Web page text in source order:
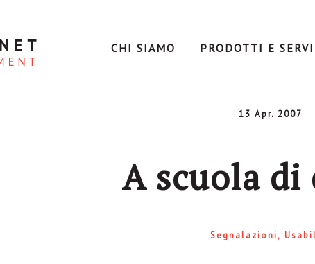
CHI SIAMO PRODOTTI E
13 Apr. 2007
A scuola di
Segnalazioni